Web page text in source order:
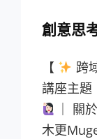
創意思
【 跨
講座主題
｜
木更